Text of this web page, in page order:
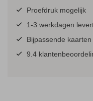
Proefdruk mogelijk
1-3 werkdagen
Bijpassende
9.4